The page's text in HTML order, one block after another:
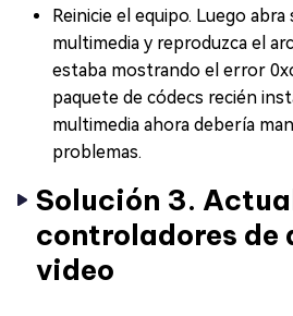
Reinicie el equipo. Luego
multimedia y reproduzca el
estaba mostrando el error
paquete de códecs recién
multimedia ahora debería
problemas.
Solución 3.
controladores de
video